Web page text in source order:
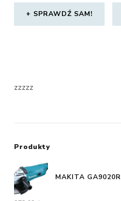
SPRAWDŹ SAM!
zzzzz
Produkty
MAKITA GA9020R